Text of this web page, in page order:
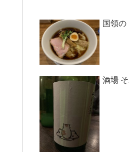
国領の
酒場